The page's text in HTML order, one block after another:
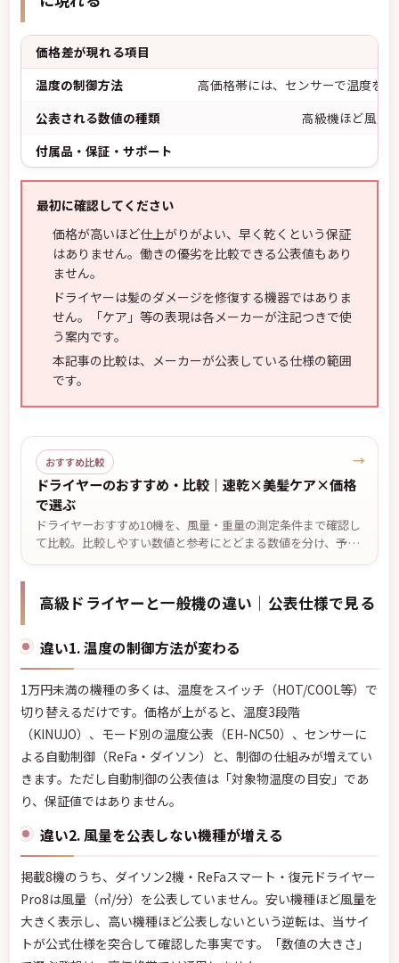
価格差が現れる項目
温度の制御方法
高価格帯には、センサーで温度を
公表される数値の種類
高級機ほど風量
付属品・保証・サポート
最初に確認してください
価格が高いほど仕上がりがよい、早く乾くという保証
はありません。働きの優劣を比較できる公表値もあり
ません。
ドライヤーは髪のダメージを修復する機器ではありま
せん。「ケア」等の表現は各メーカーが注記つきで使
う案内です。
本記事の比較は、メーカーが公表している仕様の範囲
です。
おすすめ比較
ドライヤーのおすすめ・比較｜速乾×美髪ケア×価格
で選ぶ
ドライヤーおすすめ10機を、風量・重量の測定条件まで確認し
て比較。比較しやすい数値と参考にとどまる数値を分け、予
算・軽さ・低温設定・温度自動制御など悩み別の候補と、2台
は2026年7月29日確認。
→
高級ドライヤーと一般機の違い｜公表仕様で見る
違い1. 温度の制御方法が変わる
1万円未満の機種の多くは、温度をスイッチ（HOT/COOL等）で
切り替えるだけです。価格が上がると、温度3段階
（KINUJO）、モード別の温度公表（EH-NC50）、センサーに
よる自動制御（ReFa・ダイソン）と、制御の仕組みが増えてい
きます。ただし自動制御の公表値は「対象物温度の目安」であ
り、保証値ではありません。
違い2. 風量を公表しない機種が増える
掲載8機のうち、ダイソン2機・ReFaスマート・復元ドライヤー
Pro8は風量（㎥/分）を公表していません。安い機種ほど風量を
大きく表示し、高い機種ほど公表しないという逆転は、当サイ
トが公式仕様を突合して確認した事実です。「数値の大きさ」